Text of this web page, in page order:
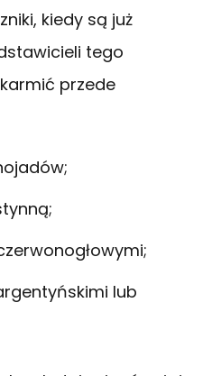
kiedy są już
tego
przede
lub